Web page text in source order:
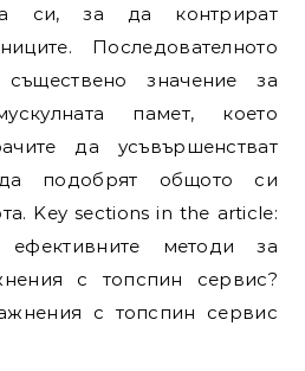
си, за да контрират
Последователното
значение за
памет, което
да усъвършенстват
подобрят общото си
Key sections in the article:
методи за
с топспин сервис?
с топспин сервис